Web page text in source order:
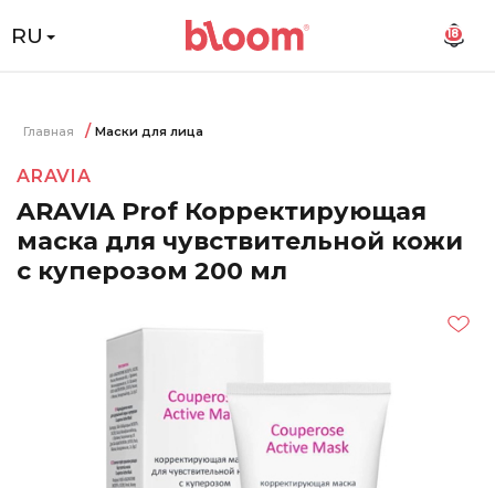
RU 18
Главная Маски для лица
ARAVIA
ARAVIA Prof Корректирующая
маска для чувствительной кожи
с куперозом 200 мл